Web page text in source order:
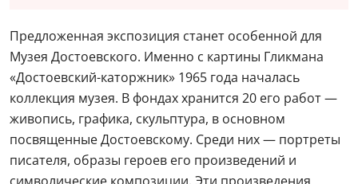
Предложенная экспозиция станет особенной для
Музея Достоевского. Именно с картины Гликмана
«Достоевский-каторжник» 1965 года началась
коллекция музея. В фондах хранится 20 его работ —
живопись, графика, скульптура, в основном
посвященные Достоевскому. Среди них — портреты
писателя, образы героев его произведений и